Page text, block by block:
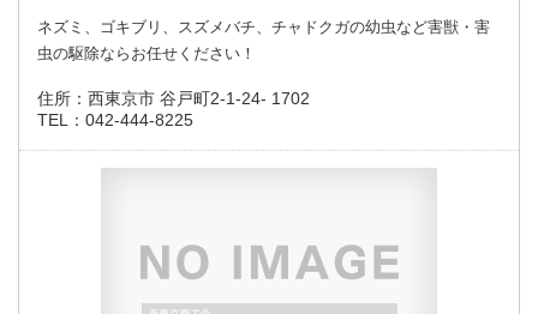
ネズミ、ゴキブリ、スズメバチ、チャドクガの幼虫など害獣・害
虫の駆除ならお任せください！
住所： 西東京市 谷戸町2-1-24- 1702
TEL： 042-444-8225